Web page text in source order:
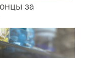
за